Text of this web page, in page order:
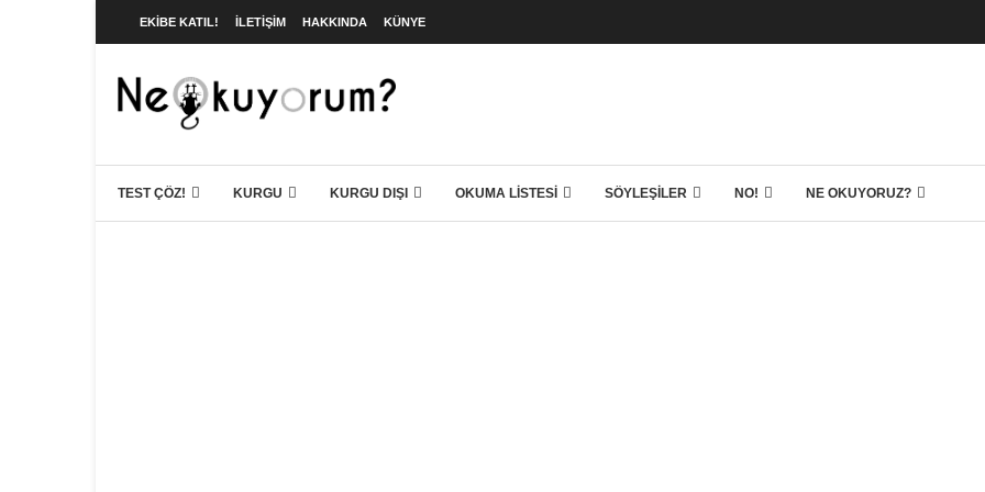
EKIBE KATIL! İLETIŞIM HAKKINDA KÜNYE
TEST ÇÖZ! KURGU KURGU DIŞI OKUMA LISTESI SÖYLEŞILER NO! NE OKUYORUZ?